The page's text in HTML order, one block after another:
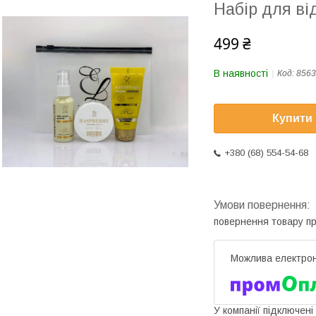
Набір для
499 ₴
В наявності Код:
Купити
+380 (68) 554-54-68
повернення товару
У компанії